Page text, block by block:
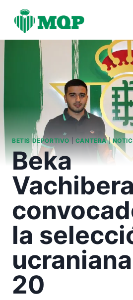
contenido
BETIS DEPORTIVO CANTERA|
Beka
la
20